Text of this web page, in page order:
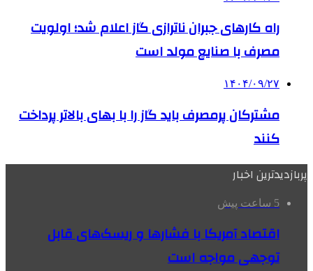
راه کارهای جبران ناترازی گاز اعلام شد؛ اولویت
مصرف با صنایع مولد است
۱۴۰۴/۰۹/۲۷
مشترکان پرمصرف باید گاز را با بهای بالاتر پرداخت
کنند
پربازدیدترین اخبار
5 ساعت پیش
اقتصاد آمریکا با فشارها و ریسک‌های قابل
توجهی مواجه است